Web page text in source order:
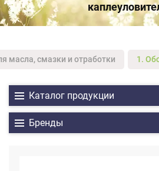
масла, смазки и отработки 1.
Каталог продукции
Бренды